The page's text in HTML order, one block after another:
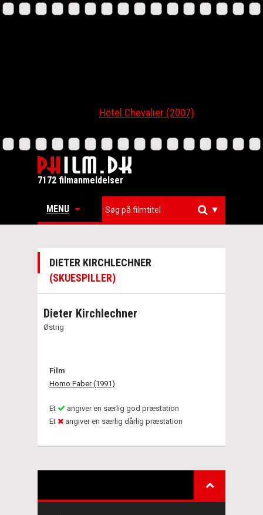
Hotel Chevalier (2007)
7172 filmanmeldelser
MENU ▼
DIETER KIRCHLECHNER
(SKUESPILLER)
Dieter Kirchlechner
Østrig
Film
Homo Faber (1991)
Et
angiver en særlig god præstation
Et
angiver en særlig dårlig præstation